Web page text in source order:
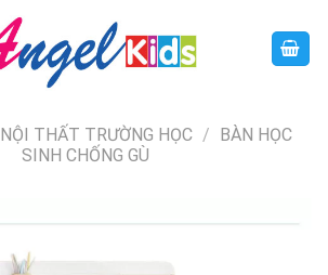
NỘI THẤT TRƯỜNG HỌC / BÀN HỌC
SINH CHỐNG GÙ